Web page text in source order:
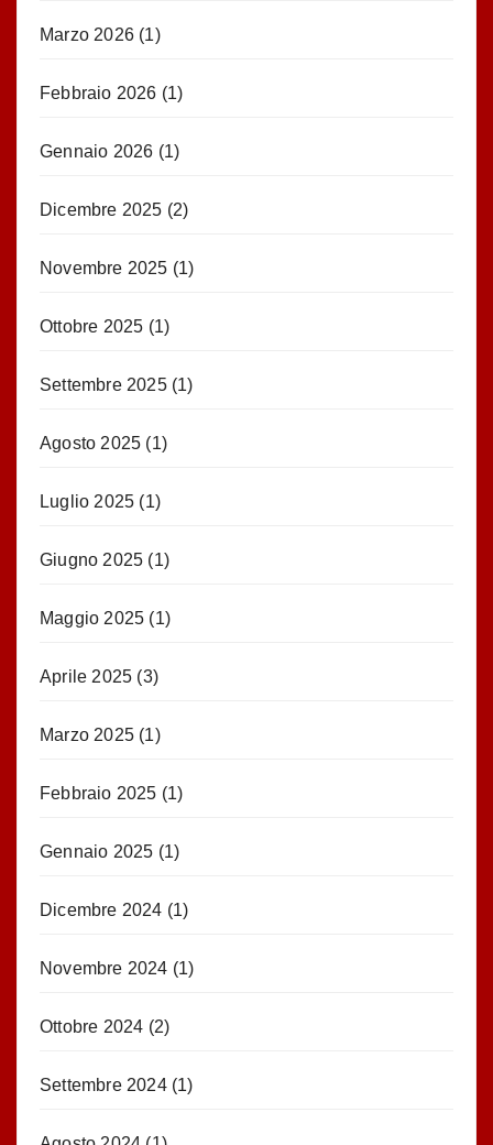
Marzo 2026 (1)
Febbraio 2026 (1)
Gennaio 2026 (1)
Dicembre 2025 (2)
Novembre 2025 (1)
Ottobre 2025 (1)
Settembre 2025(1)
Agosto 2025 (1)
Luglio 2025 (1)
Giugno 2025 (1)
Maggio 2025 (1)
Aprile 2025 (3)
Marzo 2025 (1)
Febbraio 2025 (1)
Gennaio 2025 (1)
Dicembre 2024 (1)
Novembre 2024 (1)
Ottobre 2024 (2)
Settembre 2024(1)